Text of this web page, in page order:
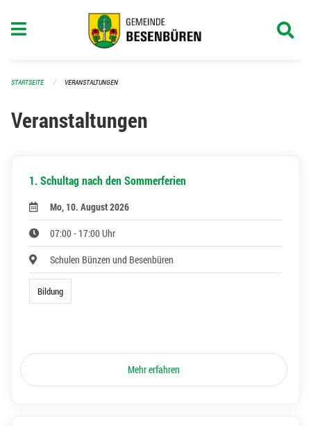
STARTSEITE VERANSTALTUNGEN
Veranstaltungen
1. Schultag nach den Sommerferien
Mo, 10. August 2026
07:00 - 17:00 Uhr
Schulen Bünzen und Besenbüren
Bildung
Mehr erfahren